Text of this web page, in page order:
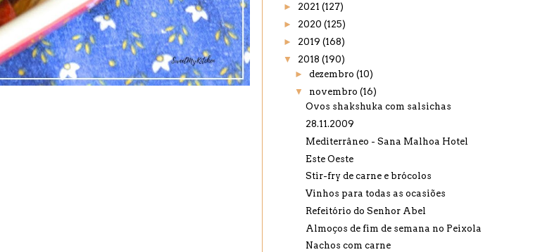
► 2021 (127)
► 2020 (125)
► 2019 (168)
▼ 2018 (190)
► dezembro (10)
▼ novembro (16)
Ovos shakshuka com salsichas
28.11.2009
Mediterrâneo - Sana Malhoa Hotel
Este Oeste
Stir-fry de carne e brócolos
Vinhos para todas as ocasiões
Refeitório do Senhor Abel
Almoços de fim de semana no Peixola
Nachos com carne